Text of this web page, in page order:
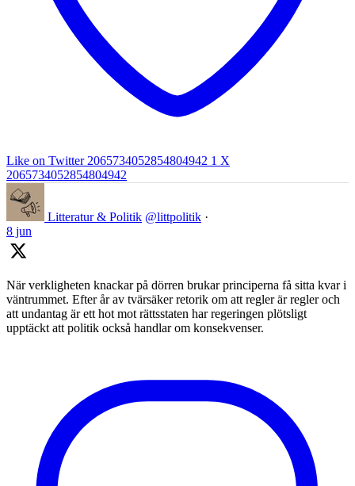
Like on Twitter 2065734052854804942 1 X
2065734052854804942
Litteratur & Politik @littpolitik ·
8 jun
När verkligheten knackar på dörren brukar principerna få sitta kvar i
väntrummet. Efter år av tvärsäker retorik om att regler är regler och
att undantag är ett hot mot rättsstaten har regeringen plötsligt
upptäckt att politik också handlar om konsekvenser.